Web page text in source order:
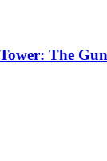
The